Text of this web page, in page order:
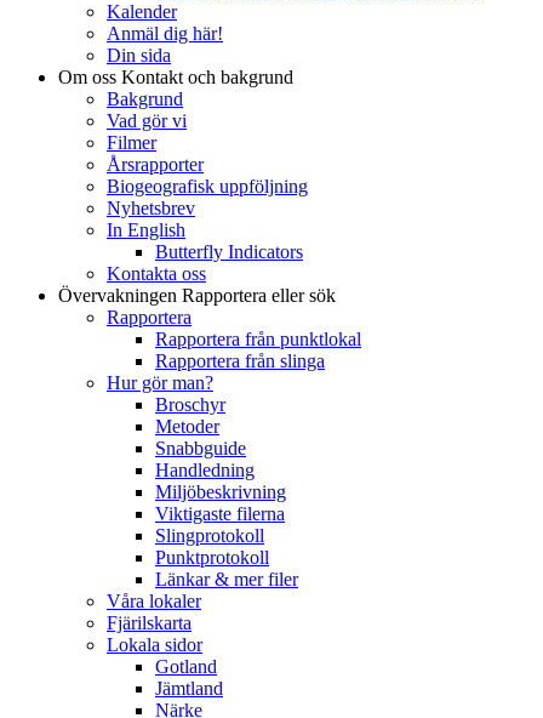
Kalender
Anmäl dig här!
Din sida
Om oss Kontakt och bakgrund
Bakgrund
Vad gör vi
Filmer
Årsrapporter
Biogeografisk uppföljning
Nyhetsbrev
In English
Butterfly Indicators
Kontakta oss
Övervakningen Rapportera eller sök
Rapportera
Rapportera från punktlokal
Rapportera från slinga
Hur gör man?
Broschyr
Metoder
Snabbguide
Handledning
Miljöbeskrivning
Viktigaste filerna
Slingprotokoll
Punktprotokoll
Länkar & mer filer
Våra lokaler
Fjärilskarta
Lokala sidor
Gotland
Jämtland
Närke